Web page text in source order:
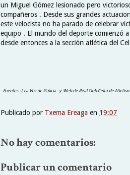
un Miguel Gómez lesionado pero
compañeros . Desde sus grandes
este velocista no ha parado de celebrar
equipo . El mundo del deporte comienzó
desde entonces a la sección atlética del
- Fuentes : ( La Voz de Galicia y Web de Real Club Celta de
Publicado por Txema Ereaga en 19:07
No hay comentarios:
Publicar un comentario